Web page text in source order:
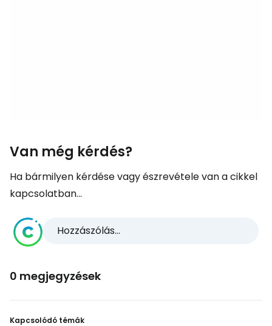
Van még kérdés?
Ha bármilyen kérdése vagy észrevétele van a cikkel
kapcsolatban...
Hozzászólás...
0 megjegyzések
Kapcsolódó témák